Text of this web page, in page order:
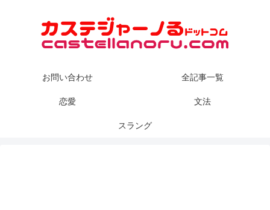
お問い合わせ 全記事一覧
恋愛 文法
スラング